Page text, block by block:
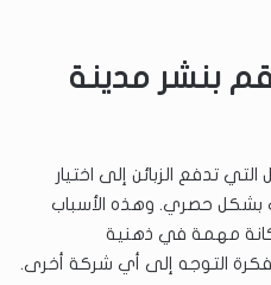
بنشر مدينة
تدفع الزبائن إلى اختيار
بشكل حصري. وهذه الأسباب
مهمة في ذهنية
التوجه إلى أي شركة أخرى.